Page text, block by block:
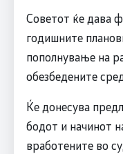
Советот ќе дава
годишните
пополнување на
обезбедените
Ќе донесува
бодот и начинот
вработените во